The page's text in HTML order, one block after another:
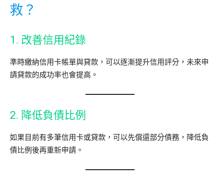
救？
1. 改善信用紀錄
準時繳納信用卡帳單與貸款，可以逐漸提升信用評分，未來申
請貸款的成功率也會提高。
2. 降低負債比例
如果目前有多筆信用卡或貸款，可以先償還部分債務，降低負
債比例後再重新申請。